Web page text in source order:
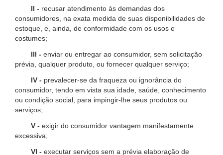
II - recusar atendimento às demandas dos
consumidores, na exata medida de suas disponibilidades de
estoque, e, ainda, de conformidade com os usos e
costumes;
III - enviar ou entregar ao consumidor, sem solicitação
prévia, qualquer produto, ou fornecer qualquer serviço;
IV - prevalecer-se da fraqueza ou ignorância do
consumidor, tendo em vista sua idade, saúde, conhecimento
ou condição social, para impingir-lhe seus produtos ou
serviços;
V - exigir do consumidor vantagem manifestamente
excessiva;
VI - executar serviços sem a prévia elaboração de